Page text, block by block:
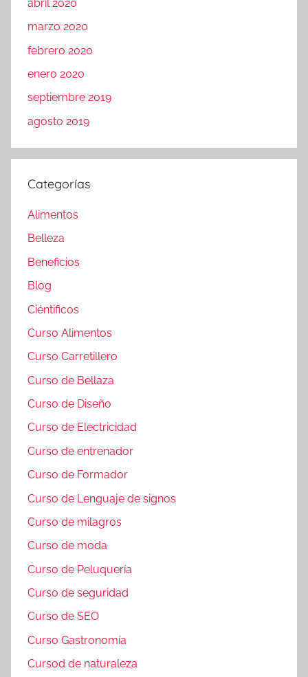
abril 2020
marzo 2020
febrero 2020
enero 2020
septiembre 2019
agosto 2019
Categorías
Alimentos
Belleza
Beneficios
Blog
Ciéntificos
Curso Alimentos
Curso Carretillero
Curso de Bellaza
Curso de Diseño
Curso de Electricidad
Curso de entrenador
Curso de Formador
Curso de Lenguaje de signos
Curso de milagros
Curso de moda
Curso de Peluquería
Curso de seguridad
Curso de SEO
Curso Gastronomía
Cursod de naturaleza